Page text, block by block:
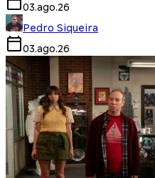
03.ago.26
Pedro Siqueira
03.ago.26